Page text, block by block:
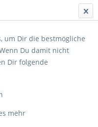
um Dir die bestmögliche
Du damit nicht
Dir folgende
mehr